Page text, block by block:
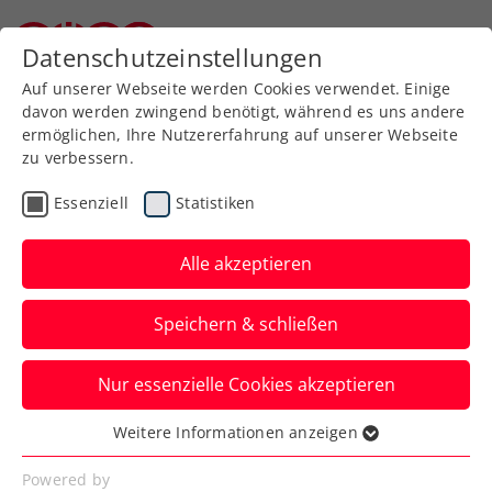
Zurück zur Newsübersicht
Ausbildung
„Better Together“:
FE&MALE Sports
Conference stellt
Weichen für die Zukunft
Die 2. Auflage von ADVANTAGE LADIES
Datenschutzeinstellungen
Auf unserer Webseite werden Cookies verwendet. Einige
davon werden zwingend benötigt, während es uns andere
ermöglichen, Ihre Nutzererfahrung auf unserer Webseite
zu verbessern.
Essenziell Statistiken
Alle akzeptieren
Speichern & schließen
Nur essenzielle Cookies akzeptieren
Essenziell
Essenzielle Cookies werden für grundlegende
Weitere Informationen anzeigen
Powered by